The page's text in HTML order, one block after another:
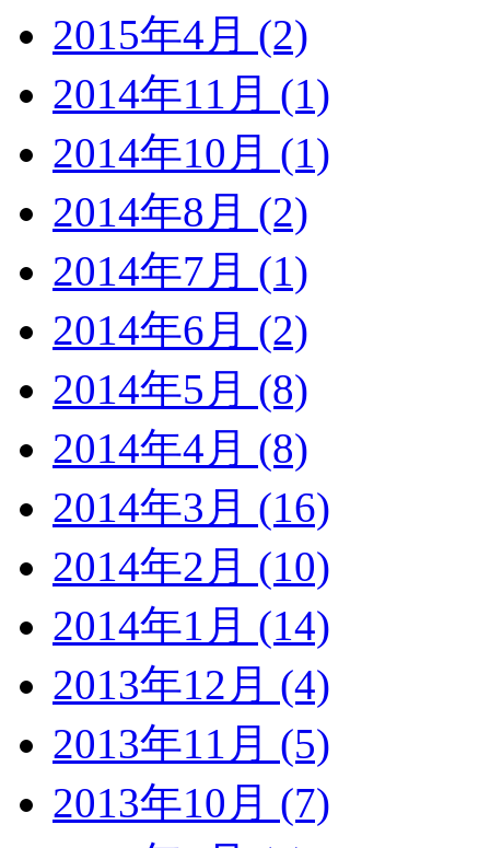
2015年4月 (2)
2014年11月 (1)
2014年10月 (1)
2014年8月 (2)
2014年7月 (1)
2014年6月 (2)
2014年5月 (8)
2014年4月 (8)
2014年3月 (16)
2014年2月 (10)
2014年1月 (14)
2013年12月 (4)
2013年11月 (5)
2013年10月 (7)